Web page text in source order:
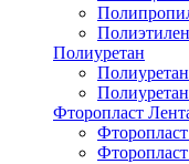
Полиуретан
Фторопласт